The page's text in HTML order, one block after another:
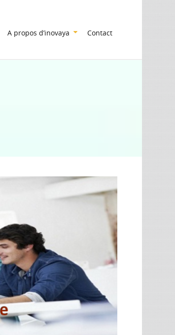
A propos d’inovaya Contact